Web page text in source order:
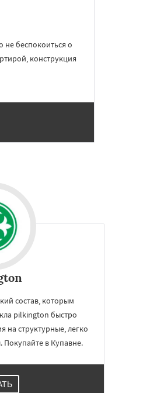
беспокоиться о
конструкция
состав, которым
pilkington быстро
на структурные, легко
в Купавне.